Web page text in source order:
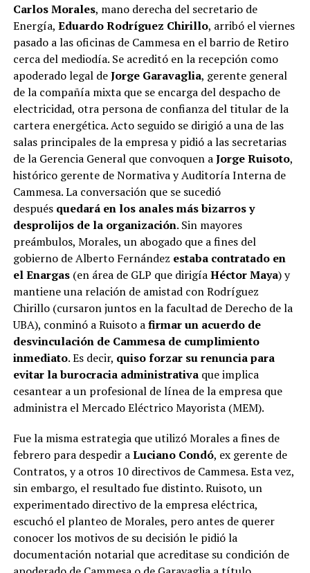
Carlos Morales, mano derecha del secretario de
Energía, Eduardo Rodríguez Chirillo, arribó el viernes
pasado a las oficinas de Cammesa en el barrio de Retiro
cerca del mediodía. Se acreditó en la recepción como
apoderado legal deJorge Garavaglia, gerente general
de la compañía mixta que se encarga del despacho de
electricidad, otra persona de confianza del titular de la
cartera energética. Acto seguido se dirigió a una de las
salas principales de la empresa y pidió a las secretarias
de la Gerencia General que convoquen aJorge Ruisoto,
histórico gerente de Normativa y Auditoría Interna de
Cammesa. La conversación que se sucedió
después quedará en los anales más bizarros y
desprolijos de la organización. Sin mayores
preámbulos, Morales, un abogado que a fines del
gobierno de Alberto Fernández estaba contratado en
el Enargas(en área de GLP que dirigíaHéctor Maya) y
mantiene una relación de amistad con Rodríguez
Chirillo (cursaron juntos en la facultad de Derecho de la
UBA), conminó a Ruisoto afirmar un acuerdo de
desvinculación de Cammesa de cumplimiento
inmediato. Es decir, quiso forzar su renuncia para
evitar la burocracia administrativaque implica
cesantear a un profesional de línea de la empresa que
administra el Mercado Eléctrico Mayorista (MEM).
Fue la misma estrategia que utilizó Morales a fines de
febrero para despedir aLuciano Condó, ex gerente de
Contratos, y a otros 10 directivos de Cammesa. Esta vez,
sin embargo, el resultado fue distinto. Ruisoto, un
experimentado directivo de la empresa eléctrica,
escuchó el planteo de Morales, pero antes de querer
conocer los motivos de su decisión le pidió la
documentación notarial que acreditase su condición de